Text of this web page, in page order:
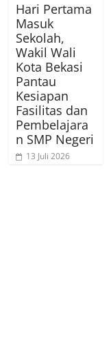
Hari Pertama
Masuk
Sekolah,
Wakil Wali
Kota Bekasi
Pantau
Kesiapan
Fasilitas dan
Pembelajara
n SMP Negeri
13 Juli 2026